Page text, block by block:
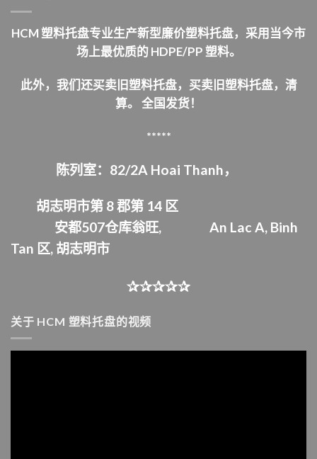
HCM 塑料托盘专业生产新型廉价塑料托盘，采用当今市
场上最优质的 HDPE/PP 塑料。
此外，我们还买卖旧塑料托盘，买卖旧塑料托盘，清
算。
全国发货！
*****
陈列室：82/2A Hoai Thanh，
胡志明市第 8 郡第 14 区
安都507仓库翁旺, An Lac A, Binh
Tan 区, 胡志明市
✰✰✰✰✰
关于 HCM 塑料托盘的视频